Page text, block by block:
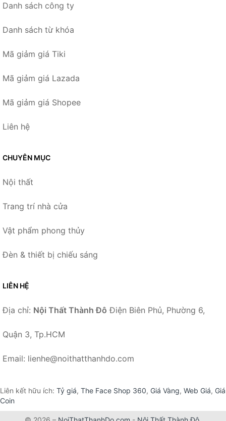
Danh sách công ty
Danh sách từ khóa
Mã giảm giá Tiki
Mã giảm giá Lazada
Mã giảm giá Shopee
Liên hệ
CHUYÊN MỤC
Nội thất
Trang trí nhà cửa
Vật phẩm phong thủy
Đèn & thiết bị chiếu sáng
LIÊN HỆ
Địa chỉ: Nội Thất Thành Đô Điện Biên Phủ, Phường 6,
Quận 3, Tp.HCM
Email: lienhe@noithatthanhdo.com
Liên kết hữu ích: Tỷ giá, The Face Shop 360, Giá Vàng, Web Giá, Giá
Coin